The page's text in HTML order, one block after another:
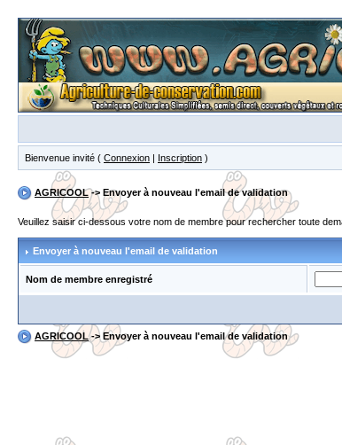
Bienvenue invité ( Connexion | Inscription )
AGRICOOL-> Envoyer à nouveau l'email de validation
Veuillez saisir ci-dessous votre nom de membre pour rechercher toute
Envoyer à nouveau l'email de validation
Nom de membre enregistré
AGRICOOL-> Envoyer à nouveau l'email de validation